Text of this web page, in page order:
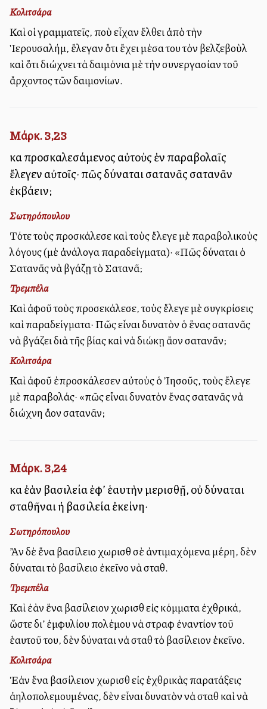
Κολιτσάρα
Καὶ οἱ γραμματεῖς, ποὺ εἶχαν ἔλθει ἀπὸ τὴν
Ἱερουσαλήμ, ἔλεγαν ὅτι ἔχει μέσα του τὸν βελζεβοὺλ
καὶ ὅτι διώχνει τὰ δαιμόνια μὲ τὴν συνεργασίαν τοῦ
ἄρχοντος τῶν δαιμονίων.
Μάρκ. 3,23
καὶ προσκαλεσάμενος αὐτοὺς ἐν παραβολαῖς
ἔλεγεν αὐτοῖς· πῶς δύναται σατανᾶς σατανᾶν
ἐκβάλλειν;
Σωτηρόπουλου
Τότε τοὺς προσκάλεσε καὶ τοὺς ἔλεγε μὲ παραβολικοὺς
λόγους (μὲ ἀνάλογα παραδείγματα)· «Πῶς δύναται ὁ
Σατανᾶς νὰ βγάζῃ τὸ Σατανᾶ;
Τρεμπέλα
Καὶ ἀφοῦ τοὺς προσεκάλεσε, τοὺς ἔλεγε μὲ συγκρίσεις
καὶ παραδείγματα· Πῶς εἶναι δυνατὸν ὁ ἕνας σατανᾶς
νὰ βγάζει διὰ τῆς βίας καὶ νὰ διώκῃ ἄλλον σατανᾶν;
Κολιτσάρα
Καὶ ἀφοῦ ἐπροσκάλεσεν αὐτοὺς ὁ Ἰησοῦς, τοὺς ἔλεγε
μὲ παραβολάς· «πῶς εἶναι δυνατὸν ἔνας σατανᾶς νὰ
διώχνη ἄλλον σατανᾶν;
Μάρκ. 3,24
καὶ ἐὰν βασιλεία ἐφ’ ἑαυτὴν μερισθῇ, οὐ δύναται
σταθῆναι ἡ βασιλεία ἐκείνη·
Σωτηρόπουλου
Ἂν δὲ ἕνα βασίλειο χωρισθῇ σὲ ἀντιμαχόμενα μέρη, δὲν
δύναται τὸ βασίλειο ἐκεῖνο νὰ σταθῇ.
Τρεμπέλα
Καὶ ἐὰν ἕνα βασίλειον χωρισθῇ εἰς κόμματα ἐχθρικά,
ὥστε δι’ ἐμφυλίου πολέμου νὰ στραφῇ ἐναντίον τοῦ
ἑαυτοῦ του, δὲν δύναται νὰ σταθῇ τὸ βασίλειον ἐκεῖνο.
Κολιτσάρα
Ἐὰν ἕνα βασίλειον χωρισθῇ εἰς ἐχθρικὰς παρατάξεις
ἀλληλοπολεμουμένας, δὲν εἶναι δυνατὸν νὰ σταθῇ καὶ νὰ